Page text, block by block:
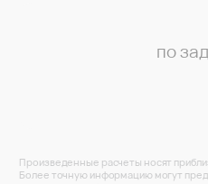
по
Произведенные расчеты носят
Более точную информацию могут